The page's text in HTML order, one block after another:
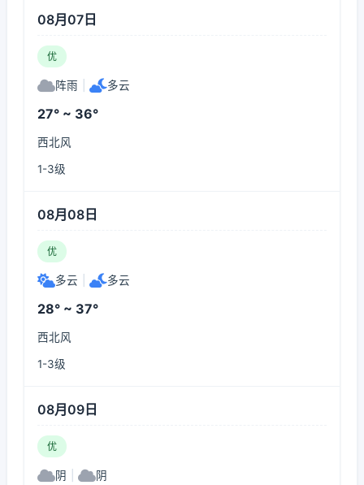
08月07日
优
阵雨 多云
27° ~ 36°
西北风
1-3级
08月08日
优
多云 多云
28° ~ 37°
西北风
1-3级
08月09日
优
阴 阴